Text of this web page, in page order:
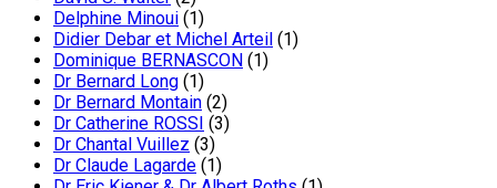
Delphine Minoui (1)
Didier Debar et Michel Arteil (1)
Dominique BERNASCON (1)
Dr Bernard Long (1)
Dr Bernard Montain (2)
Dr Catherine ROSSI (3)
Dr Chantal Vuillez (3)
Dr Claude Lagarde (1)